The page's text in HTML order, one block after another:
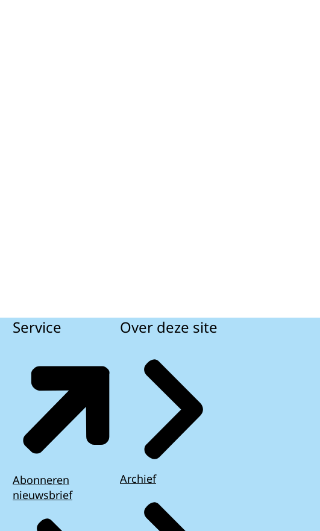
Service
Abonneren
nieuwsbrief
Over deze site
Archief